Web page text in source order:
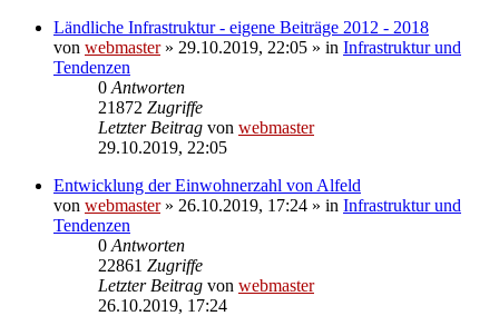
Ländliche Infrastruktur - eigene Beiträge 2012 - 2018
von webmaster» 29.10.2019, 22:05 » in Infrastruktur und
Tendenzen
0 Antworten
21872 Zugriffe
Letzter Beitrag von webmaster
29.10.2019, 22:05
Entwicklung der Einwohnerzahl von Alfeld
von webmaster» 26.10.2019, 17:24 » in Infrastruktur und
Tendenzen
0 Antworten
22861 Zugriffe
Letzter Beitrag von webmaster
26.10.2019, 17:24